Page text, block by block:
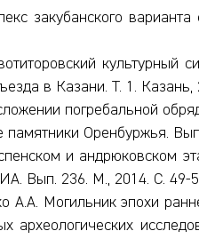
закубанского
в Казани. Т. 1.
погребальной
Оренбуржья.
и андрюковском
Вып. 236. М., 2014. С. 49-
Могильник эпохи